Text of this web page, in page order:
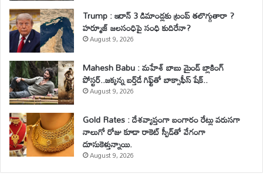
Trump : ఇరాన్ 3 డిమాండ్లకు ట్రంప్ తలొగ్గుతారా ?
హర్మూజ్ జలసంధిపై సంధి కుదిరేనా?
August 9, 2026
Mahesh Babu : మహేశ్‌ బాబు మైండ్ బ్లాకింగ్
పోస్టర్..జక్కన్న బర్త్‌డే గిఫ్ట్‌తో బాక్సాఫీస్ షేక్..
August 9, 2026
Gold Rates : దేశవ్యాప్తంగా బంగారం రేట్లు వరుసగా
నాలుగో రోజు కూడా రాకెట్ స్పీడ్‌తో వేగంగా
దూసుకెళ్తున్నాయి.
August 9, 2026